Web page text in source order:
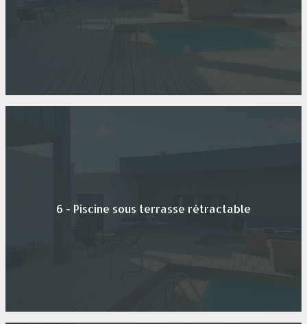
6 - Piscine sous terrasse rétractable